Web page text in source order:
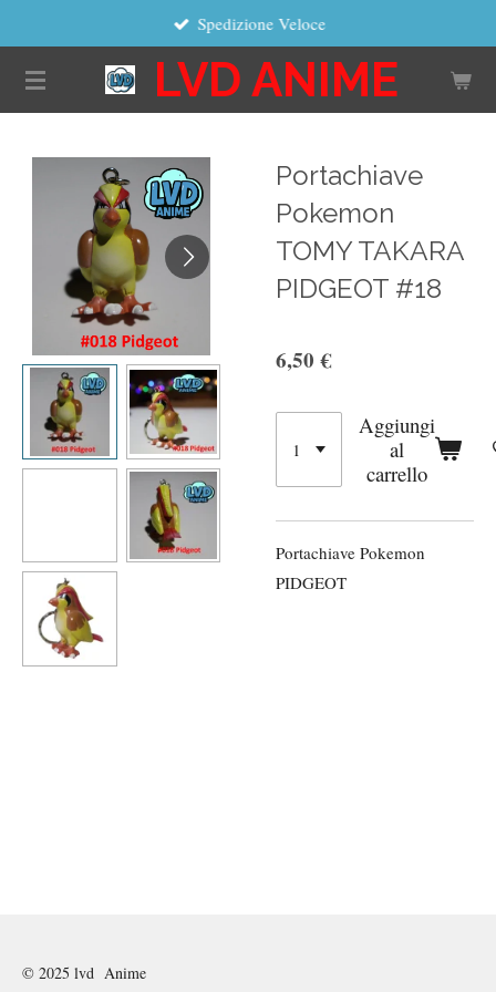
contenuto
principale
LVD ANIME
Spedizione Veloce
Portachiave
Pokemon
TOMY TAKARA
PIDGEOT #18
6,50 €
Aggiungi
al
carrello
Portachiave Pokemon
PIDGEOT
© 2025 lvd Anime